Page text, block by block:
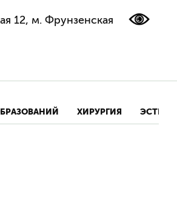
12, м. Фрунзенская
ХИРУРГИЯ